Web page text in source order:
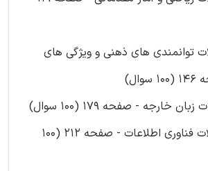
توانمندی های ذهنی و ویژگی های
خارجه - صفحه 179 (100 سوال)
سوالات فناوری اطلاعات - صفحه 212 (100